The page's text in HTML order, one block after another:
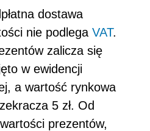
dostawa
nie podlega VAT.
zalicza się
w ewidencji
a wartość rynkowa
5 zł. Od
prezentów,